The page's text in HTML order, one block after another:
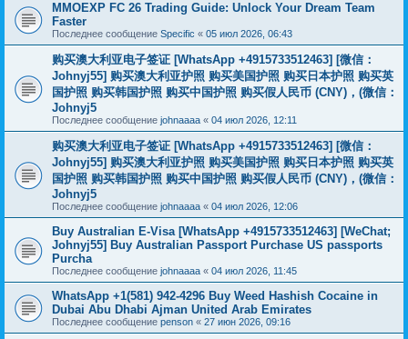
MMOEXP FC 26 Trading Guide: Unlock Your Dream Team
Faster
Последнее сообщение Specific « 05 июл 2026, 06:43
购买澳大利亚电子签证 [WhatsApp +4915733512463] [微信：
Johnyj55] 购买澳大利亚护照 购买美国护照 购买日本护照 购买英
国护照 购买韩国护照 购买中国护照 购买假人民币 (CNY)，(微信：
Johnyj5
Последнее сообщение johnaaaa « 04 июл 2026, 12:11
购买澳大利亚电子签证 [WhatsApp +4915733512463] [微信：
Johnyj55] 购买澳大利亚护照 购买美国护照 购买日本护照 购买英
国护照 购买韩国护照 购买中国护照 购买假人民币 (CNY)，(微信：
Johnyj5
Последнее сообщение johnaaaa « 04 июл 2026, 12:06
Buy Australian E-Visa [WhatsApp +4915733512463] [WeChat;
Johnyj55] Buy Australian Passport Purchase US passports
Purcha
Последнее сообщение johnaaaa « 04 июл 2026, 11:45
WhatsApp +1(581) 942-4296 Buy Weed Hashish Cocaine in
Dubai Abu Dhabi Ajman United Arab Emirates
Последнее сообщение penson « 27 июн 2026, 09:16